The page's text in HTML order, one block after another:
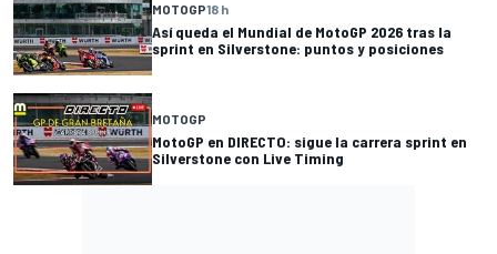
MOTOGP18 h
Así queda el Mundial de MotoGP 2026 tras la
sprint en Silverstone: puntos y posiciones
MOTOGP
MotoGP en DIRECTO: sigue la carrera sprint en
Silverstone con Live Timing